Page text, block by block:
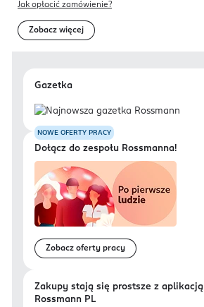
Jak opłacić zamówienie?
Zobacz więcej
Gazetka
NOWE OFERTY PRACY
Dołącz do zespołu Rossmanna!
Zobacz oferty pracy
Zakupy stają się prostsze z aplikacją
Rossmann PL